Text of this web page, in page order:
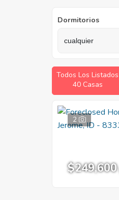
Dormitorios
Todos Los Listados
40 Casas
2
$249,600